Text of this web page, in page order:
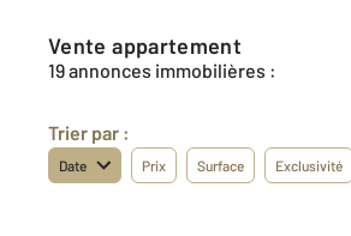
Vente appartement
19 annonces immobilières :
Trier par :
Date Prix Surface Exclusivité